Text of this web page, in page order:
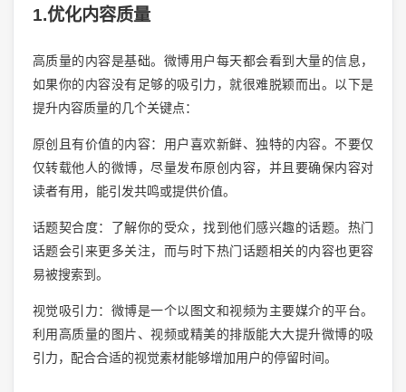
1.优化内容质量
高质量的内容是基础。微博用户每天都会看到大量的信息，
如果你的内容没有足够的吸引力，就很难脱颖而出。以下是
提升内容质量的几个关键点：
原创且有价值的内容：用户喜欢新鲜、独特的内容。不要仅
仅转载他人的微博，尽量发布原创内容，并且要确保内容对
读者有用，能引发共鸣或提供价值。
话题契合度：了解你的受众，找到他们感兴趣的话题。热门
话题会引来更多关注，而与时下热门话题相关的内容也更容
易被搜索到。
视觉吸引力：微博是一个以图文和视频为主要媒介的平台。
利用高质量的图片、视频或精美的排版能大大提升微博的吸
引力，配合合适的视觉素材能够增加用户的停留时间。